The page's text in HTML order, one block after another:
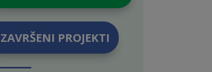
ZAVRŠENI PROJEKTI